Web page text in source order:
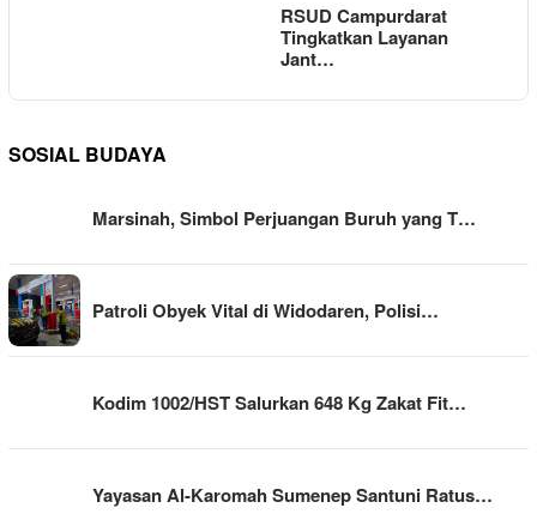
RSUD Campurdarat
Tingkatkan Layanan
Jant…
SOSIAL BUDAYA
Marsinah, Simbol Perjuangan Buruh yang T…
Patroli Obyek Vital di Widodaren, Polisi…
Kodim 1002/HST Salurkan 648 Kg Zakat Fit…
Yayasan Al-Karomah Sumenep Santuni Ratus…